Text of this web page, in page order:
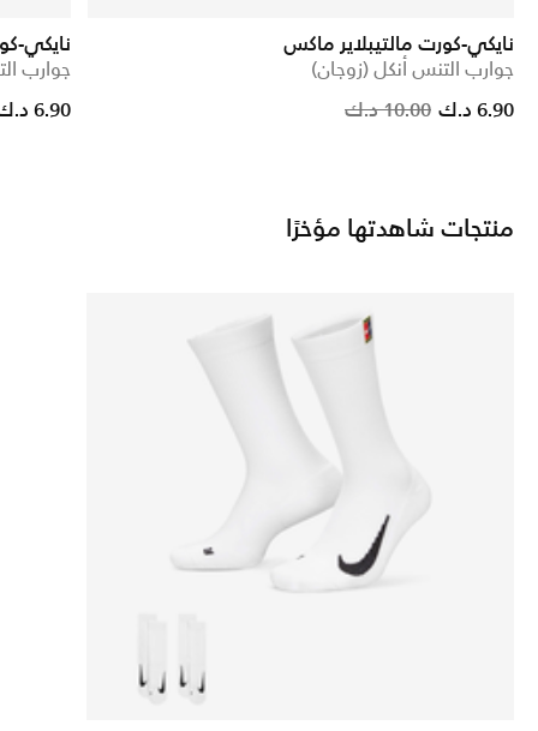
نايكي-كورت مالتيبلاير ماكس
جوارب التنس أنكل (زوجان)
Price 10.00 د.ك to6.90 د.ك
نايكي-
جوارب
Price reduced from
to6.90 د.ك
منتجات شاهدتها مؤخرًا